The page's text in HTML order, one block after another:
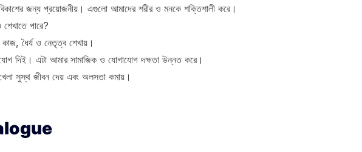
বিকাশের জন্য প্রয়োজনীয়। এগুলো আমাদের শরীর ও মনকে শক্তিশালী করে।
পারে?
ধৈর্য ও নেতৃত্ব শেখায়।
দিই। এটা আমার সামাজিক ও যোগাযোগ দক্ষতা উন্নত করে।
সুস্থ জীবন দেয় এবং অলসতা কমায়।